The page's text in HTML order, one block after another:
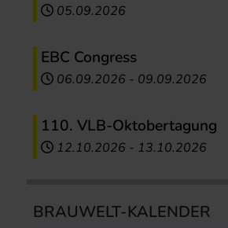
05.09.2026
EBC Congress
06.09.2026 - 09.09.2026
110. VLB-Oktobertagung
12.10.2026 - 13.10.2026
BRAUWELT-KALENDER